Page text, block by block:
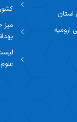
استان
ارومیه
میز
علوم